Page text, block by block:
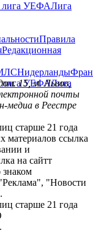
УЕФАЛига
Правила
Редакционная
Нидерланды
лига УЕФАЛига
15, м. Львов,
почты
медиа в Реестре
старше 21 года
материалов ссылка
и
на сайтт
знаком
"Новости
старше 21 года